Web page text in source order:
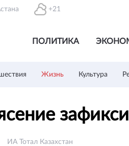
+21
ПОЛИТИКА
Жизнь Культура
ИА Тотал Казахстан